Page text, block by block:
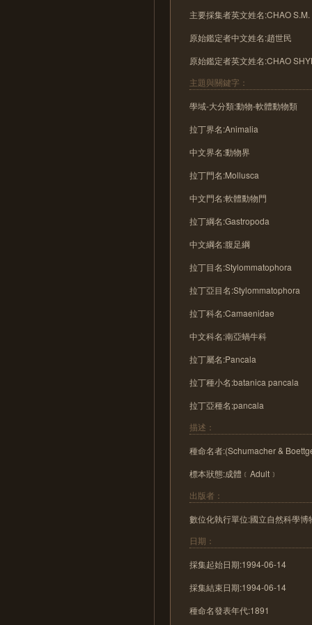
主要採集者英文姓名:CHAO S.M.
原始鑑定者中文姓名:趙世民
原始鑑定者英文姓名:CHAO
主題與關鍵字：
學域-大分類:動物-軟體動物類
拉丁界名:Animalia
中文界名:動物界
拉丁門名:Mollusca
中文門名:軟體動物門
拉丁綱名:Gastropoda
中文綱名:腹足綱
拉丁目名:Stylommatophora
拉丁亞目名:Stylommatophora
拉丁科名:Camaenidae
中文科名:南亞蝸牛科
拉丁屬名:Pancala
拉丁種小名:batanica pancala
拉丁亞種名:pancala
描述：
種命名者:(Schumacher &
標本狀態:成體﹝Adult﹞
出版者：
數位化執行單位:國立自然科學
日期：
採集起始日期:1994-06-14
採集結束日期:1994-06-14
種命名發表年代:1891